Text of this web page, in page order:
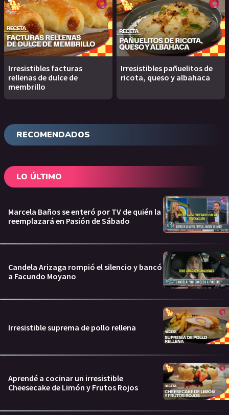
Irresistibles facturas
rellenas de dulce de
membrillo
Irresistibles pañuelitos de
ricota, queso y albahaca
RECOMENDADOS
LO ÚLTIMO
Marcela Baños se enteró por TV de quién la
reemplazará en Pasión de Sábado
Candela Arizaga rompió el silencio y bancó
a Facundo Moyano
Irresistible suprema de pollo rellena
Aprendé a cocinar un irresistible
Cheesecake de Limón y Frutos Rojos